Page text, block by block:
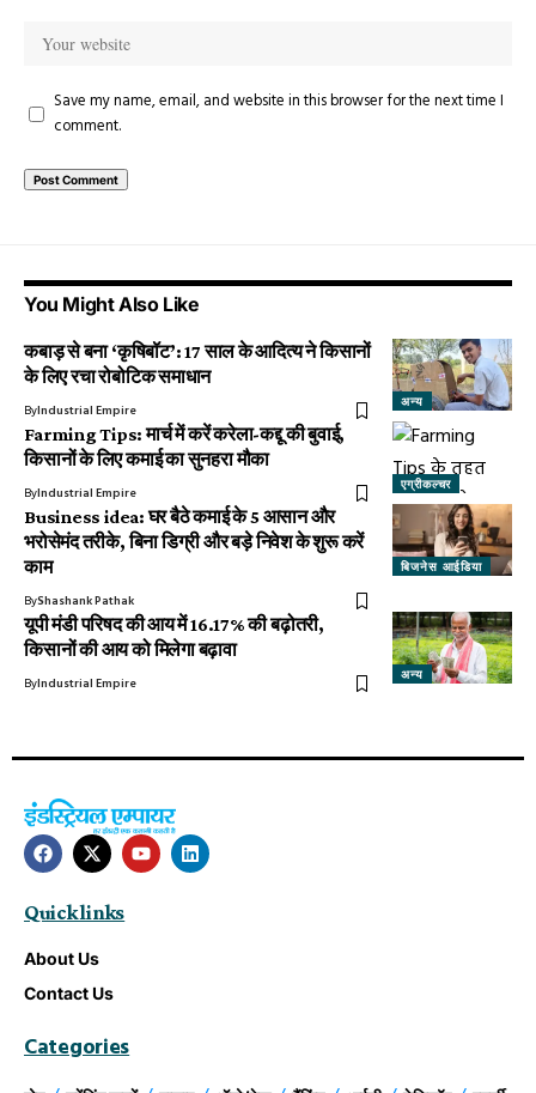
Save my name, email, and website in this browser for the next time I
comment.
You Might Also Like
अन्य
कबाड़ से बना ‘कृषिबॉट’: 17 साल के आदित्य ने किसानों
के लिए रचा रोबोटिक समाधान
ByIndustrial Empire
एग्रीकल्चर
Farming Tips: मार्च में करें करेला-कद्दू की बुवाई,
किसानों के लिए कमाई का सुनहरा मौका
ByIndustrial Empire
बिजनेस आईडिया
Business idea: घर बैठे कमाई के 5 आसान और
भरोसेमंद तरीके, बिना डिग्री और बड़े निवेश के शुरू करें
काम
ByShashank Pathak
अन्य
यूपी मंडी परिषद की आय में 16.17% की बढ़ोतरी,
किसानों की आय को मिलेगा बढ़ावा
ByIndustrial Empire
Quick links
About Us
Contact Us
Categories